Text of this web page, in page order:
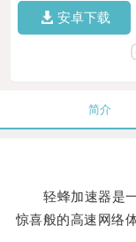
安卓下载
简介
轻蜂加速器是一
惊喜般的高速网络体